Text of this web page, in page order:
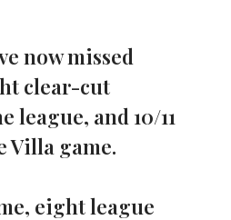
now missed
clear-cut
league, and 10/11
Villa game.
eight league